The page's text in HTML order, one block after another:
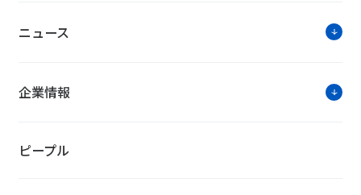
ニュース
企業情報
ピープル